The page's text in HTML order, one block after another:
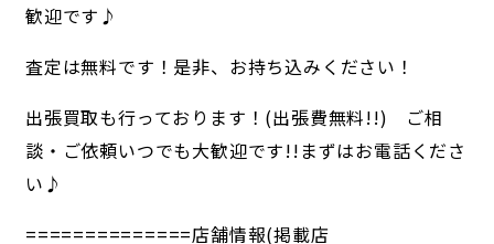
歓迎です♪
査定は無料です！是非、お持ち込みください！
出張買取も行っております！(出張費無料!!) ご相
談・ご依頼いつでも大歓迎です!!まずはお電話くださ
い♪
==============店舗情報(掲載店